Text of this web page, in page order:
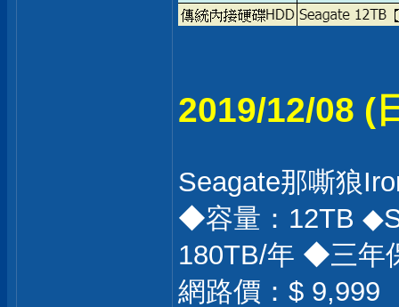
2019/12/08 (
Seagate那嘶狼
◆容量：12TB
180TB/年 ◆三年
網路價：$ 9,999